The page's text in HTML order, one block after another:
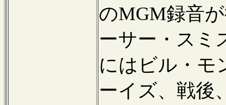
のMGM録音
ーサー・スミ
にはビル・モ
ーイズ、戦後